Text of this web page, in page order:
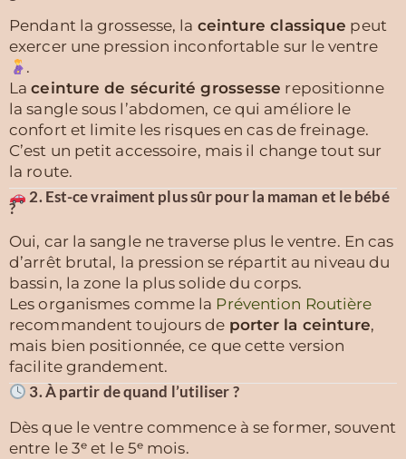
Pendant la grossesse, la ceinture classique peut
exercer une pression inconfortable sur le ventre
.
Laceinture de sécurité grossesse repositionne
la sangle sous l’abdomen, ce qui améliore le
confort et limite les risques en cas de freinage.
C’est un petit accessoire, mais il change tout sur
la route.
2. Est-ce vraiment plus sûr pour la maman et le bébé
?
Oui, car la sangle ne traverse plus le ventre. En cas
d’arrêt brutal, la pression se répartit au niveau du
bassin, la zone la plus solide du corps.
Les organismes comme la Prévention Routière
recommandent toujours de porter la ceinture,
mais bien positionnée, ce que cette version
facilite grandement.
3. À partir de quand l’utiliser ?
Dès que le ventre commence à se former, souvent
entre le 3ᵉ et le 5ᵉ mois.